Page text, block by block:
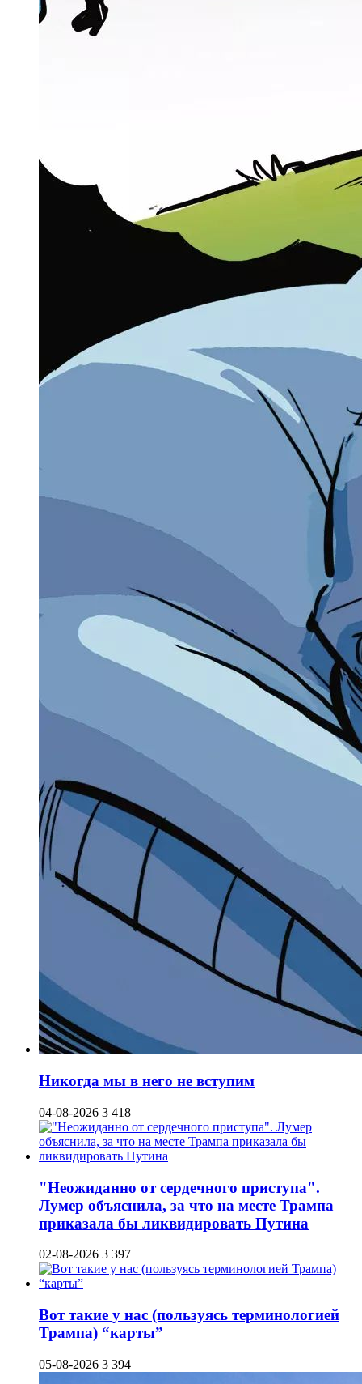
Никогда мы в него не вступим
04-08-2026 3 418
"Неожиданно от сердечного приступа".
Лумер объяснила, за что на месте Трампа
приказала бы ликвидировать Путина
02-08-2026 3 397
Вот такие у нас (пользуясь терминологией
Трампа) “карты”
05-08-2026 3 394